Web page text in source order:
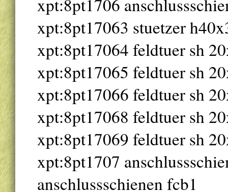
xpt:8pt1706
xpt:8pt17063 stuetzer
xpt:8pt17064 feldtuer sh
xpt:8pt17065 feldtuer sh
xpt:8pt17066 feldtuer sh
xpt:8pt17068 feldtuer sh
xpt:8pt17069 feldtuer sh
xpt:8pt1707
anschlussschienen fcb1